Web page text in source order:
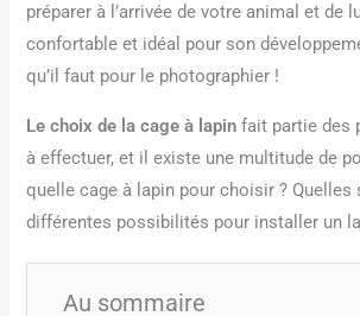
préparer à l’arrivée de votre animal et de
confortable et idéal pour son
qu’il faut pour le photographier !
Le choix de la cage à lapin fait partie des
à effectuer, et il existe une multitude de
quelle cage à lapin pour choisir ? Quelles
différentes possibilités pour installer un
Au sommaire